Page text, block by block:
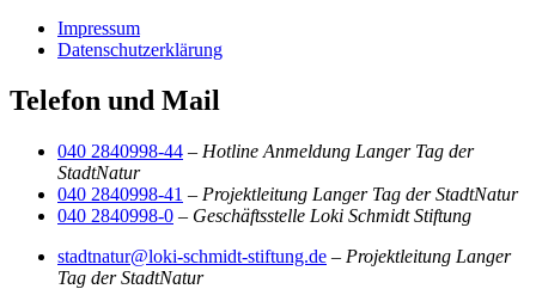
Impressum
Datenschutzerklärung
Telefon und Mail
040 2840998-44 – Hotline Anmeldung Langer Tag der
StadtNatur
040 2840998-41 – Projektleitung Langer Tag der StadtNatur
040 2840998-0 – Geschäftsstelle Loki Schmidt Stiftung
stadtnatur@loki-schmidt-stiftung.de – Projektleitung Langer
Tag der StadtNatur